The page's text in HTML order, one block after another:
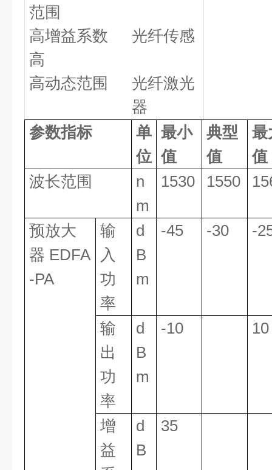
范围
高增益系数
高
光纤传感
高动态范围
光纤激光
器
参数指标
单
位
最小
值
典型
值
最
值
波长范围
n
m
1530 1550
预放大
器 EDFA
-PA
输
入
功
率
d
B
m
-45 -30 -
输
出
功
率
d
B
m
-10 10
增
益
d
B
35